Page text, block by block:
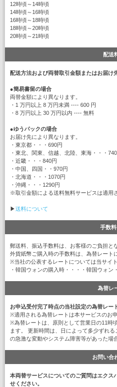
12時頃～14時頃
14時頃～16時頃
16時頃～18時頃
18時頃～20時頃
20時頃～21時頃
配送
配送方法および両替取引金額またはお届け
●簡易書留の場合
両替金額により異なります。
・1 万円以上 8 万円未満 ---- 600 円
・8 万円以上 30 万円以内 ---- 無料
●ゆうパックの場合
お届け先により異なります。
・東京都・・・690円
・東北、関東、信越、北陸、東海・・・
・近畿・・・840円
・中国、四国・・970円
・北海道・・・1070円
・沖縄・・・1290円
※取引金額による送料無料サービスは適用
▶送料について
手数
郵送料、振込手数料は、お客様のご負担と
外貨紙幣ご購入時の手数料は、為替レート
※当社の公表するレートについては当サイ
・韓国ウォンの購入時・・・・韓国ウォン
為替レ
お申込受付完了時点の当社設定の為替レー
※適用される為替レートは本サービスのお
※為替レートは、原則として営業日の11時
ます。 更新時間は、日によって多少ずれ
の急激な変動やシステム障害等があった場
お問い合
本両替サービスについてのご質問はエクス
せください。